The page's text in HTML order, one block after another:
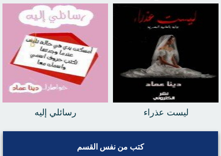
ليست عذراء رسائلي إليه
كتب من نفس القسم